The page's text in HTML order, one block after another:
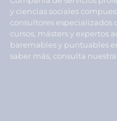
y ciencias sociales
consultores
cursos, másters y expertos
baremables y puntuables
saber más, consulta